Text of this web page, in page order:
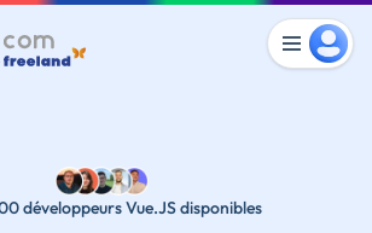
développeurs Vue.JS disponibles